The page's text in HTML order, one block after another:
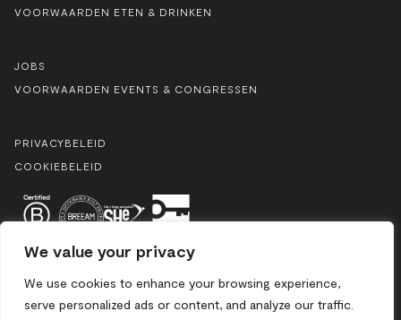
We value your privacy
We use cookies to enhance your browsing experience,
serve personalized ads or content, and analyze our traffic.
VOORWAARDEN ETEN & DRINKEN
JOBS
VOORWAARDEN EVENTS & CONGRESSEN
PRIVACYBELEID
COOKIEBELEID